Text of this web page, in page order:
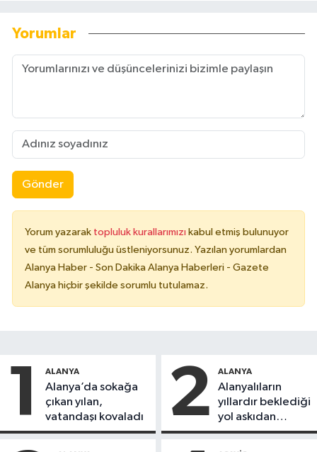
Yorumlar
Gönder
Yorum yazarak topluluk kurallarımızı kabul etmiş bulunuyor
ve tüm sorumluluğu üstleniyorsunuz. Yazılan yorumlardan
Alanya Haber - Son Dakika Alanya Haberleri - Gazete
Alanya hiçbir şekilde sorumlu tutulamaz.
1 ALANYA
Alanya’da sokağa
çıkan yılan,
vatandaşı kovaladı
2 ALANYA
Alanyalıların
yıllardır beklediği
yol askıdan
döndü